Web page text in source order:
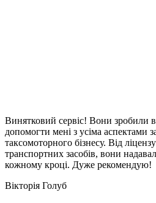
Винятковий сервіс! Вони зробили
допомогти мені з усіма аспектами
таксомоторного бізнесу. Від
транспортних засобів, вони
кожному кроці. Дуже рекомендую!
Вікторія Голуб